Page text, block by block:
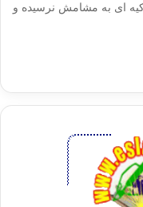
ای به مشامش نرسیده و